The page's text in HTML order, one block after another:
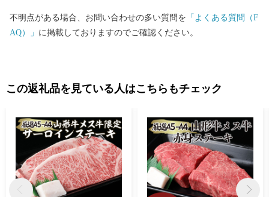
不明点がある場合、お問い合わせの多い質問を 「よくある質問（F
AQ）」 に掲載しておりますのでご確認ください。
この返礼品を見ている人はこちらもチェック